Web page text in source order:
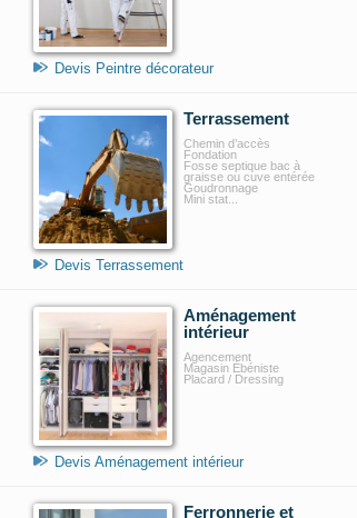
Devis Peintre décorateur
Terrassement
Chemin d’accès
Fondation
Fosse septique bac à
graisse ou cuve entérée
Goudronnage
Mini stat...
Devis Terrassement
Aménagement
intérieur
Agencement
Magasin Ébéniste
Placard / Dressing
Devis Aménagement intérieur
Ferronnerie et